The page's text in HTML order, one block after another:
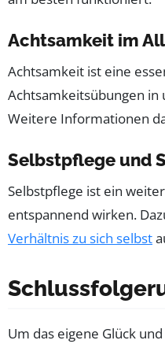
Achtsamkeit im
Achtsamkeit ist eine
Achtsamkeitsübungen in
Weitere Informationen
Selbstpflege und
Selbstpflege ist ein
entspannend wirken.
Verhältnis zu sich selbst
Um das eigene Glück